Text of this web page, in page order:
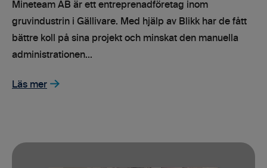
Mineteam AB är ett entreprenadföretag inom
gruvindustrin i Gällivare. Med hjälp av Blikk har de fått
bättre koll på sina projekt och minskat den manuella
administrationen...
Läs mer